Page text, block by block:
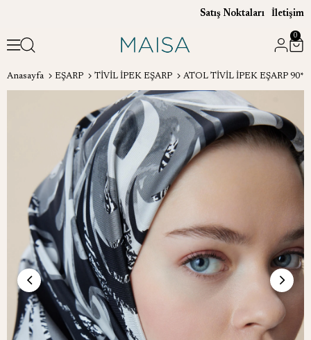
Satış Noktaları İletişim
0
Anasayfa EŞARP TİVİL İPEK EŞARP ATOL TİVİL İPEK EŞARP